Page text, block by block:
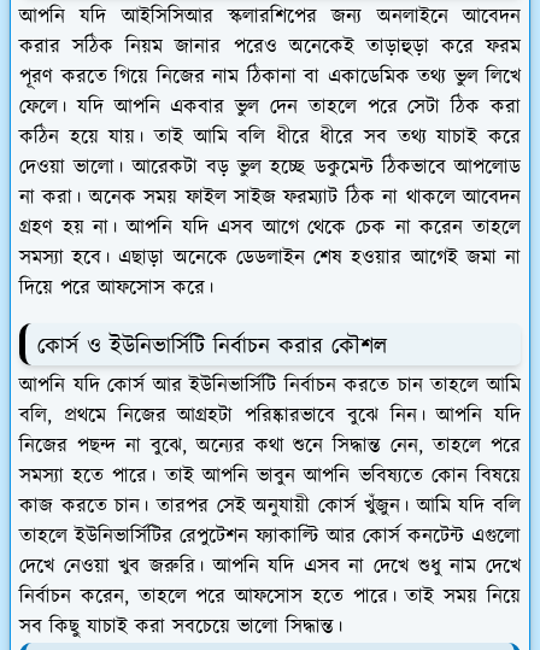
আপনি যদি আইসিসিআর স্কলারশিপের জন্য অনলাইনে আবেদন
করার সঠিক নিয়ম জানার পরেও অনেকেই তাড়াহুড়া করে ফরম
পূরণ করতে গিয়ে নিজের নাম ঠিকানা বা একাডেমিক তথ্য ভুল লিখে
ফেলে। যদি আপনি একবার ভুল দেন তাহলে পরে সেটা ঠিক করা
কঠিন হয়ে যায়। তাই আমি বলি ধীরে ধীরে সব তথ্য যাচাই করে
দেওয়া ভালো। আরেকটা বড় ভুল হচ্ছে ডকুমেন্ট ঠিকভাবে আপলোড
না করা। অনেক সময় ফাইল সাইজ ফরম্যাট ঠিক না থাকলে আবেদন
গ্রহণ হয় না। আপনি যদি এসব আগে থেকে চেক না করেন তাহলে
সমস্যা হবে। এছাড়া অনেকে ডেডলাইন শেষ হওয়ার আগেই জমা না
দিয়ে পরে আফসোস করে।
কোর্স ও ইউনিভার্সিটি নির্বাচন করার কৌশল
আপনি যদি কোর্স আর ইউনিভার্সিটি নির্বাচন করতে চান তাহলে আমি
বলি, প্রথমে নিজের আগ্রহটা পরিষ্কারভাবে বুঝে নিন। আপনি যদি
নিজের পছন্দ না বুঝে, অন্যের কথা শুনে সিদ্ধান্ত নেন, তাহলে পরে
সমস্যা হতে পারে। তাই আপনি ভাবুন আপনি ভবিষ্যতে কোন বিষয়ে
কাজ করতে চান। তারপর সেই অনুযায়ী কোর্স খুঁজুন। আমি যদি বলি
তাহলে ইউনিভার্সিটির রেপুটেশন ফ্যাকাল্টি আর কোর্স কনটেন্ট এগুলো
দেখে নেওয়া খুব জরুরি। আপনি যদি এসব না দেখে শুধু নাম দেখে
নির্বাচন করেন, তাহলে পরে আফসোস হতে পারে। তাই সময় নিয়ে
সব কিছু যাচাই করা সবচেয়ে ভালো সিদ্ধান্ত।